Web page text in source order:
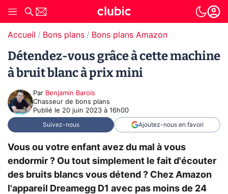
Accueil Bons plans Bons plans Amazon
Détendez-vous grâce à cette machine
à bruit blanc à prix mini
Par Benjamin Barois
Chasseur de bons plans
Publié le 20 juin 2023 à 16h00
Suivez-nous Ajoutez-nous en favori
Vous ou votre enfant avez du mal à vous
endormir ? Ou tout simplement le fait d'écouter
des bruits blancs vous détend ? Chez Amazon
l'appareil Dreamegg D1 avec pas moins de 24